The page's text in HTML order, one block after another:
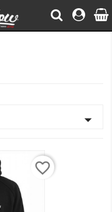

favorite_border